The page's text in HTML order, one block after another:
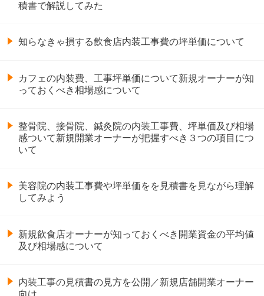
積書で解説してみた
知らなきゃ損する飲食店内装工事費の坪単価について
カフェの内装費、工事坪単価について新規オーナーが知
っておくべき相場感について
整骨院、接骨院、鍼灸院の内装工事費、坪単価及び相場
感ついて新規開業オーナーが把握すべき３つの項目につ
いて
美容院の内装工事費や坪単価をを見積書を見ながら理解
してみよう
新規飲食店オーナーが知っておくべき開業資金の平均値
及び相場感について
内装工事の見積書の見方を公開／新規店舗開業オーナー
向け